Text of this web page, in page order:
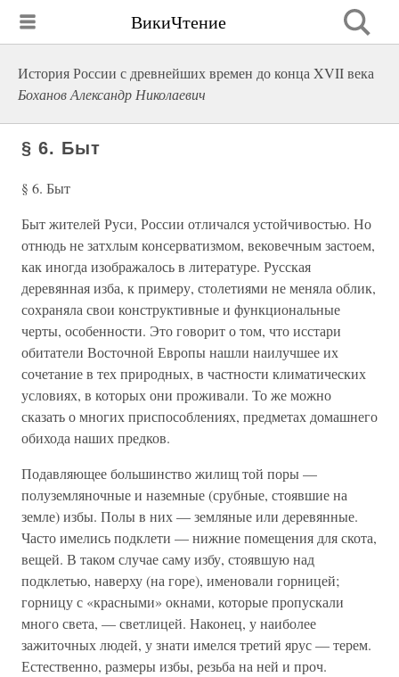
ВикиЧтение
История России с древнейших времен до конца XVII века
Боханов Александр Николаевич
§ 6. Быт
§ 6. Быт
Быт жителей Руси, России отличался устойчивостью. Но
отнюдь не затхлым консерватизмом, вековечным застоем,
как иногда изображалось в литературе. Русская
деревянная изба, к примеру, столетиями не меняла облик,
сохраняла свои конструктивные и функциональные
черты, особенности. Это говорит о том, что исстари
обитатели Восточной Европы нашли наилучшее их
сочетание в тех природных, в частности климатических
условиях, в которых они проживали. То же можно
сказать о многих приспособлениях, предметах домашнего
обихода наших предков.
Подавляющее большинство жилищ той поры —
полуземляночные и наземные (срубные, стоявшие на
земле) избы. Полы в них — земляные или деревянные.
Часто имелись подклети — нижние помещения для скота,
вещей. В таком случае саму избу, стоявшую над
подклетью, наверху (на горе), именовали горницей;
горницу с «красными» окнами, которые пропускали
много света, — светлицей. Наконец, у наиболее
зажиточных людей, у знати имелся третий ярус — терем.
Естественно, размеры избы, резьба на ней и проч.